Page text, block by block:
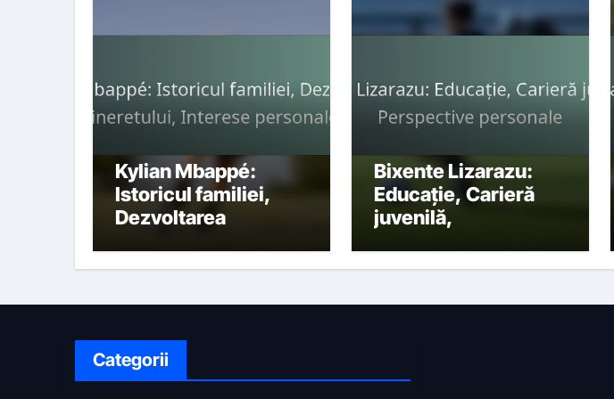
Kylian Mbappé:
Istoricul familiei,
Dezvoltarea
personale
Bixente Lizarazu:
Educație, Carieră
juvenilă,
personale
Categorii